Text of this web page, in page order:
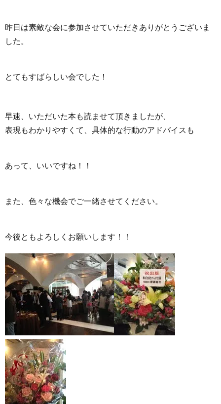
昨日は素敵な会に参加させていただきありがとうございま
した。
とてもすばらしい会でした！
早速、いただいた本も読ませて頂きましたが、
表現もわかりやすくて、具体的な行動のアドバイスも
あって、いいですね！！
また、色々な機会でご一緒させてください。
今後ともよろしくお願いします！！